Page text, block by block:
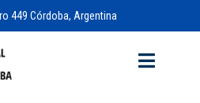
449 Córdoba, Argentina